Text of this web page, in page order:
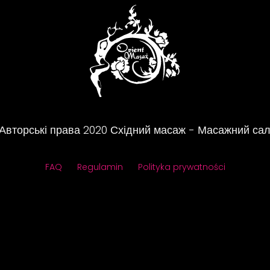
права 2020 Східний масаж - Масажний
FAQ Regulamin Polityka prywatności